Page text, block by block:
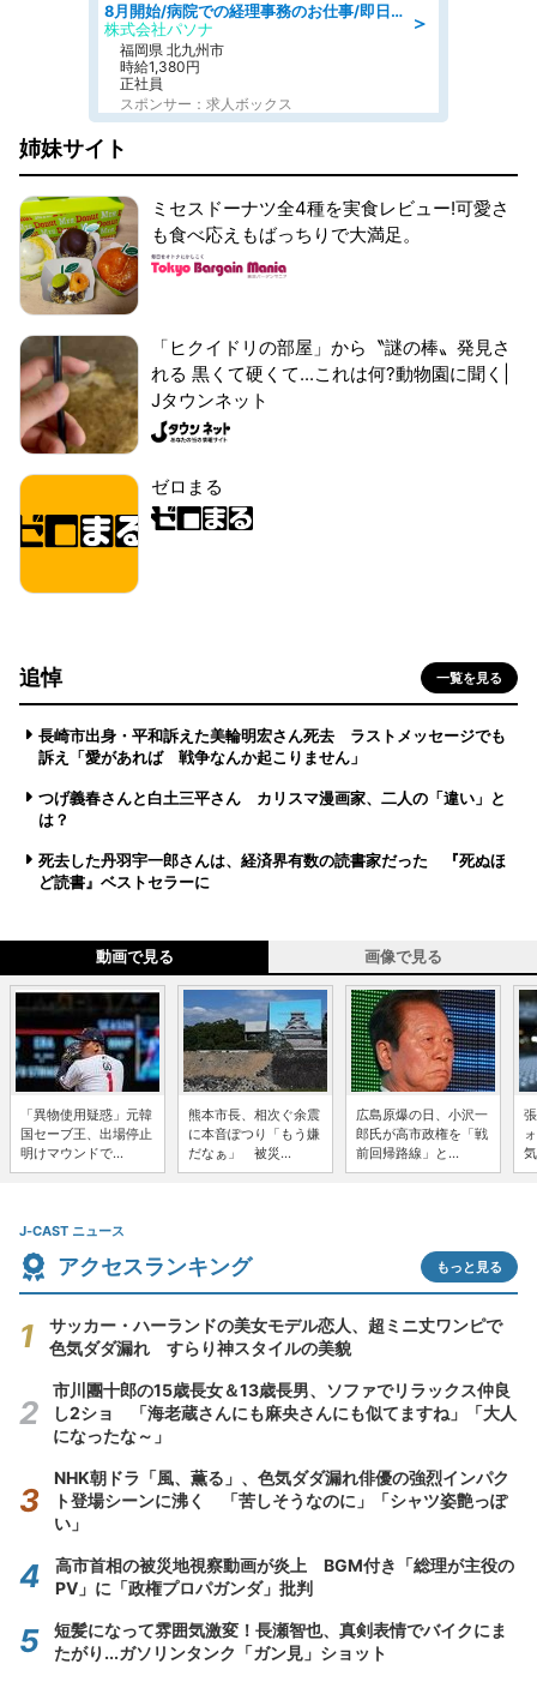
＞
8月開始/病院での経理事務のお仕事/即日勤務可/車通勤可/経理/一般事務
株式会社パソナ
福岡県 北九州市
時給1,380円
正社員
スポンサー：求人ボックス
姉妹サイト
ミセスドーナツ全4種を実食レビュー!可愛さ
も食べ応えもばっちりで大満足。
「ヒクイドリの部屋」から〝謎の棒〟発見さ
れる 黒くて硬くて...これは何?動物園に聞く|
Jタウンネット
ゼロまる
追悼 一覧を見る
長崎市出身・平和訴えた美輪明宏さん死去 ラストメッセージでも
訴え「愛があれば 戦争なんか起こりません」
つげ義春さんと白土三平さん カリスマ漫画家、二人の「違い」と
は？
死去した丹羽宇一郎さんは、経済界有数の読書家だった 『死ぬほ
ど読書』ベストセラーに
動画で見る 画像で見る
「異物使用疑惑」元韓
国セーブ王、出場停止
明けマウンドで...
熊本市長、相次ぐ余震
に本音ぽつり「もう嫌
だなぁ」 被災...
広島原爆の日、小沢一
郎氏が高市政権を「戦
前回帰路線」と...
J-CAST ニュース
アクセスランキング もっと見る
サッカー・ハーランドの美女モデル恋人、超ミニ丈ワンピで
色気ダダ漏れ すらり神スタイルの美貌
市川團十郎の15歳長女＆13歳長男、ソファでリラックス仲良
し2ショ 「海老蔵さんにも麻央さんにも似てますね」「大人
になったな～」
NHK朝ドラ「風、薫る」、色気ダダ漏れ俳優の強烈インパク
ト登場シーンに沸く 「苦しそうなのに」「シャツ姿艶っぽ
い」
高市首相の被災地視察動画が炎上 BGM付き「総理が主役の
PV」に「政権プロパガンダ」批判
短髪になって雰囲気激変！長瀬智也、真剣表情でバイクにま
たがり...ガソリンタンク「ガン見」ショット